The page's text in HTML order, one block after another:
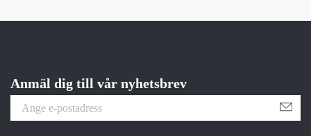
Anmäl dig till vår nyhetsbrev